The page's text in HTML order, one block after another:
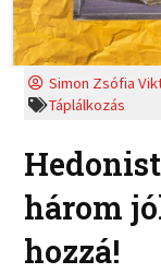
Simon Zsófia
Táplálkozás
három
hozzá!